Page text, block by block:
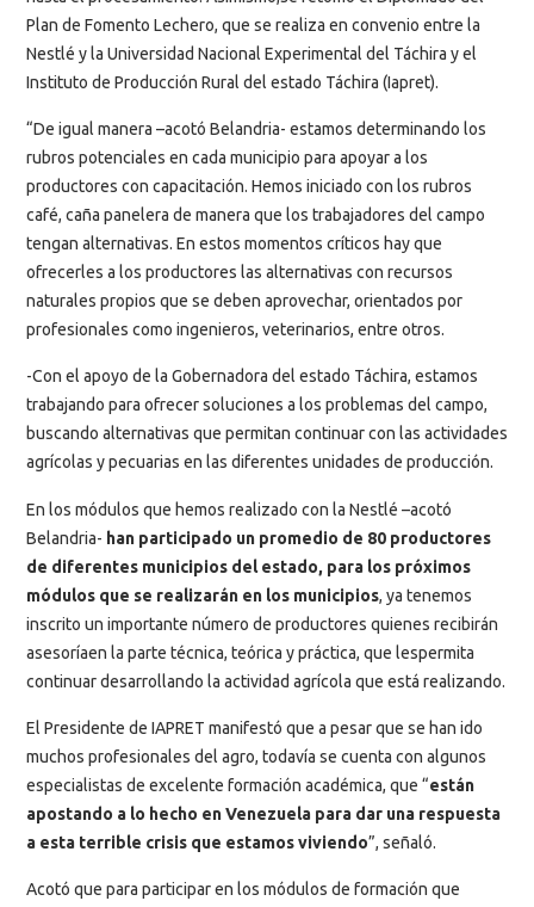
Plan de Fomento Lechero, que se realiza en convenio entre la
Nestlé y la Universidad Nacional Experimental del Táchira y el
Instituto de Producción Rural del estado Táchira (Iapret).
“De igual manera –acotó Belandria- estamos determinando los
rubros potenciales en cada municipio para apoyar a los
productores con capacitación. Hemos iniciado con los rubros
café, caña panelera de manera que los trabajadores del campo
tengan alternativas. En estos momentos críticos hay que
ofrecerles a los productores las alternativas con recursos
naturales propios que se deben aprovechar, orientados por
profesionales como ingenieros, veterinarios, entre otros.
-Con el apoyo de la Gobernadora del estado Táchira, estamos
trabajando para ofrecer soluciones a los problemas del campo,
buscando alternativas que permitan continuar con las actividades
agrícolas y pecuarias en las diferentes unidades de producción.
En los módulos que hemos realizado con la Nestlé –acotó
Belandria- han participado un promedio de 80 productores
de diferentes municipios del estado, para los próximos
módulos que se realizarán en los municipios, ya tenemos
inscrito un importante número de productores quienes recibirán
asesoríaen la parte técnica, teórica y práctica, que lespermita
continuar desarrollando la actividad agrícola que está realizando.
El Presidente de IAPRET manifestó que a pesar que se han ido
muchos profesionales del agro, todavía se cuenta con algunos
especialistas de excelente formación académica, que “están
apostando a lo hecho en Venezuela para dar una respuesta
a esta terrible crisis que estamos viviendo”, señaló.
Acotó que para participar en los módulos de formación que